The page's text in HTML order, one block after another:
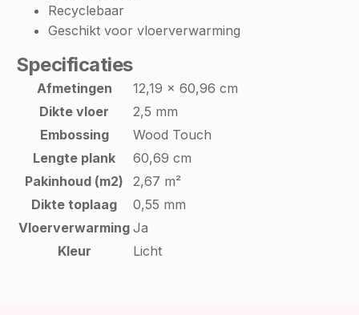
Recyclebaar
Geschikt voor vloerverwarming
Specificaties
Afmetingen
12,19 x 60,96 cm
Dikte vloer
2,5 mm
Embossing
Wood Touch
Lengte plank
60,69 cm
Pakinhoud (m2)
2,67 m²
Dikte toplaag
0,55 mm
Vloerverwarming Ja
Kleur
Licht